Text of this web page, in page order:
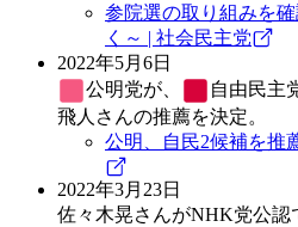
参院選の取り組みを
く～ | 社会民主党
2022年5月6日
公明党が、 自由民主
飛人さんの推薦を決定。
公明、自民2候補を
2022年3月23日
佐々木晃さんがNHK党公認